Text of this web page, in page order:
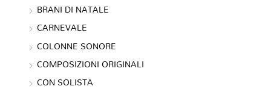
BRANI DI NATALE
CARNEVALE
COLONNE SONORE
COMPOSIZIONI ORIGINALI
CON SOLISTA